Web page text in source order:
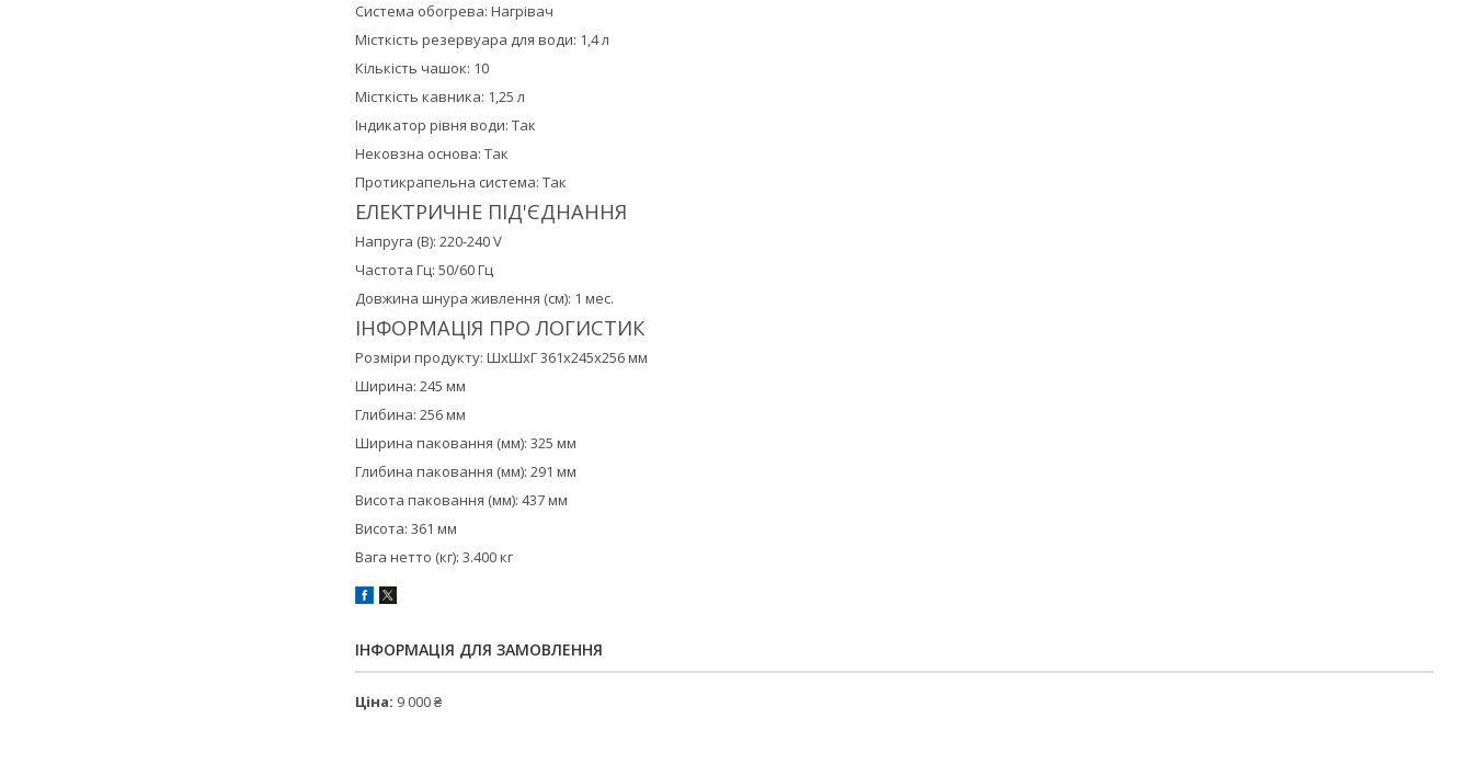
Система обогрева: Нагрівач
Місткість резервуара для води: 1,4 л
Кількість чашок: 10
Місткість кавника: 1,25 л
Індикатор рівня води: Так
Нековзна основа: Так
Протикрапельна система: Так
ЕЛЕКТРИЧНЕ ПІД'ЄДНАННЯ
Напруга (В): 220-240 V
Частота Гц: 50/60 Гц
Довжина шнура живлення (см): 1 мес.
ІНФОРМАЦІЯ ПРО ЛОГИСТИК
Розміри продукту: ШxШxГ 361x245x256 мм
Ширина: 245 мм
Глибина: 256 мм
Ширина паковання (мм): 325 мм
Глибина паковання (мм): 291 мм
Висота паковання (мм): 437 мм
Висота: 361 мм
Вага нетто (кг): 3.400 кг
ІНФОРМАЦІЯ ДЛЯ ЗАМОВЛЕННЯ
Ціна: 9 000 ₴